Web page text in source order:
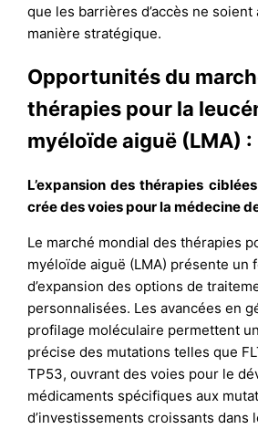
que les barrières d’accès ne soient
manière stratégique.
Opportunités du
thérapies pour la
myéloïde aiguë (LMA) :
L’expansion des thérapies
crée des voies pour la médecine
Le marché mondial des thérapies
myéloïde aiguë (LMA) présente un
d’expansion des options de
personnalisées. Les avancées en
profilage moléculaire permettent
précise des mutations telles que
TP53, ouvrant des voies pour le
médicaments spécifiques aux
d’investissements croissants dans